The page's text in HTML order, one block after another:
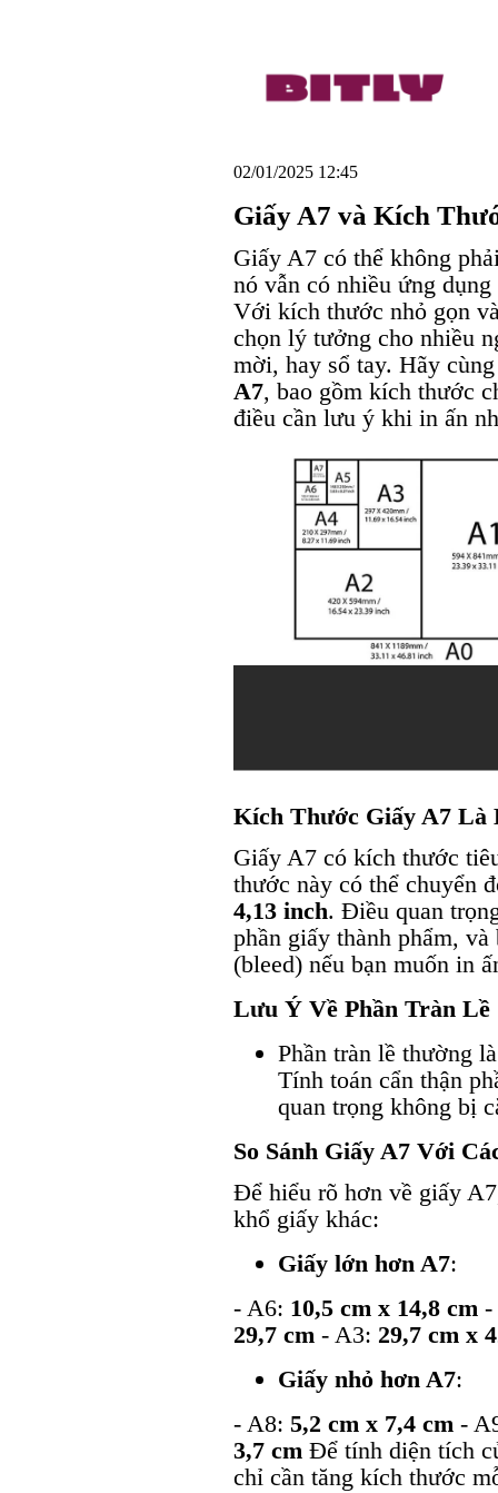
02/01/2025 12:45
Giấy A7 và Kích
Giấy A7 có thể không
nó vẫn có nhiều ứng
Với kích thước nhỏ gọn
chọn lý tưởng cho nhiều
mời, hay sổ tay. Hãy
A7, bao gồm kích thước
điều cần lưu ý khi in ấn
Kích Thước Giấy A7 Là
Giấy A7 có kích thước
thước này có thể chuyển
4,13 inch. Điều quan
phần giấy thành phẩm,
(bleed) nếu bạn muốn in
Lưu Ý Về Phần Tràn Lề
Phần tràn lề thường
Tính toán cẩn thận
quan trọng không bị
So Sánh Giấy A7 Với
Để hiểu rõ hơn về giấy
khổ giấy khác:
Giấy lớn hơn A7:
- A6: 10,5 cm x 14,8 cm
29,7 cm - A3: 29,7 cm x
Giấy nhỏ hơn A7:
- A8: 5,2 cm x 7,4 cm -
3,7 cm Để tính diện tích
chỉ cần tăng kích thước